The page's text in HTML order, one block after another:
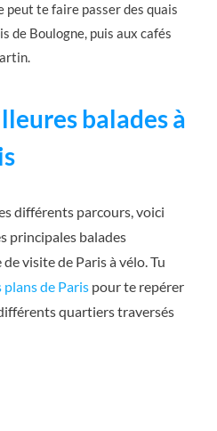
peut te faire passer des quais
de Boulogne, puis aux cafés
balades à
différents parcours, voici
principales balades
visite de Paris à vélo. Tu
de Paris pour te repérer
quartiers traversés